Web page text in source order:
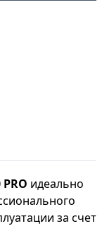
идеально
за счет